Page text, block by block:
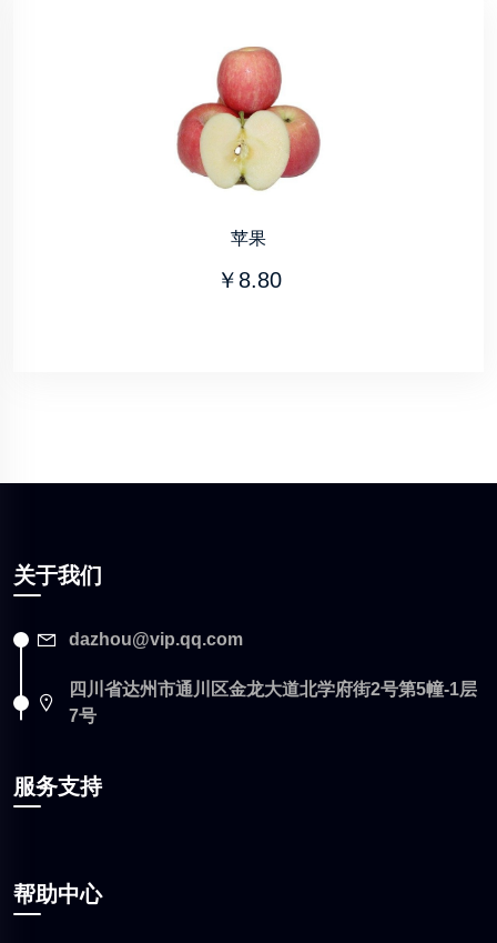
苹果
￥8.80
关于我们
dazhou@vip.qq.com
四川省达州市通川区金龙大道北学府街2号第5幢-1层
7号
服务支持
帮助中心